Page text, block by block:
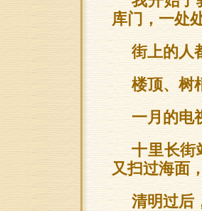
库门，一处
街上的人
楼顶、树
一月的电
十里长街
又扫过海面
清明过后